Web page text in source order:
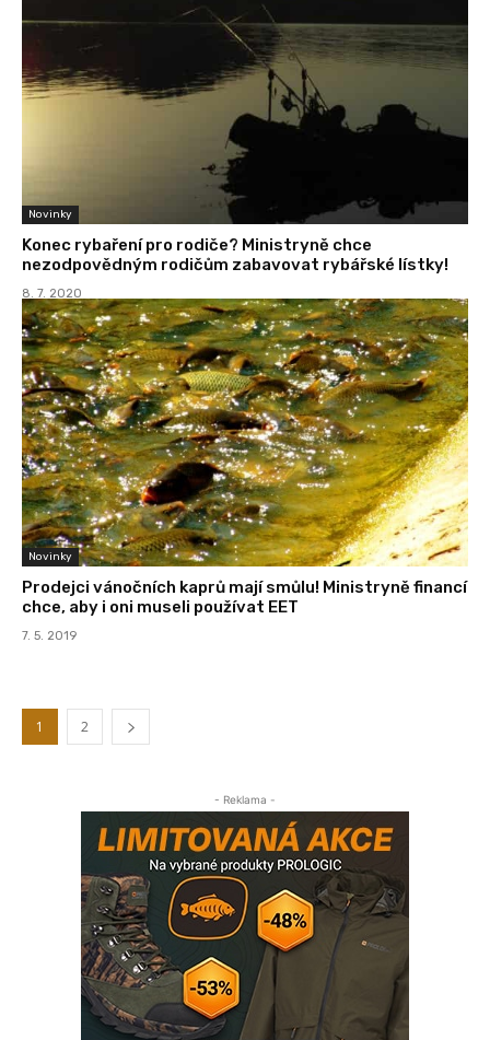
Novinky
Konec rybaření pro rodiče? Ministryně chce
nezodpovědným rodičům zabavovat rybářské lístky!
8. 7. 2020
Novinky
Prodejci vánočních kaprů mají smůlu! Ministryně financí
chce, aby i oni museli používat EET
7. 5. 2019
1 2
- Reklama -